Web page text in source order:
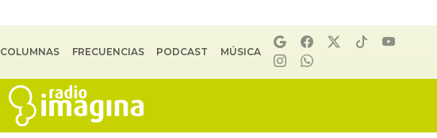
COLUMNAS FRECUENCIAS PODCAST MÚSICA